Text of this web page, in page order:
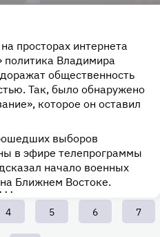
просторах интернета
политика Владимира
общественность
Так, было обнаружено
которое он оставил
выборов
в эфире телепрограммы
начало военных
Ближнем Востоке.
Page
4 Page
5 Page
6 Page
7